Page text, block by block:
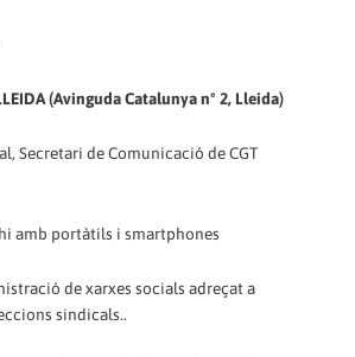
(Avinguda Catalunya nº 2, Lleida)
Secretari de Comunicació de CGT
amb portàtils i smartphones
de xarxes socials adreçat a
sindicals..